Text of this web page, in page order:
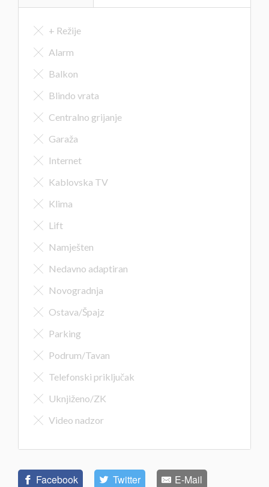
+ Režije
Alarm
Balkon
Blindo vrata
Centralno grijanje
Garaža
Internet
Kablovska TV
Klima
Lift
Namješten
Nedavno adaptiran
Novogradnja
Ostava/Špajz
Parking
Podrum/Tavan
Telefonski priključak
Uknjiženo/ZK
Video nadzor
Facebook Twitter E-Mail